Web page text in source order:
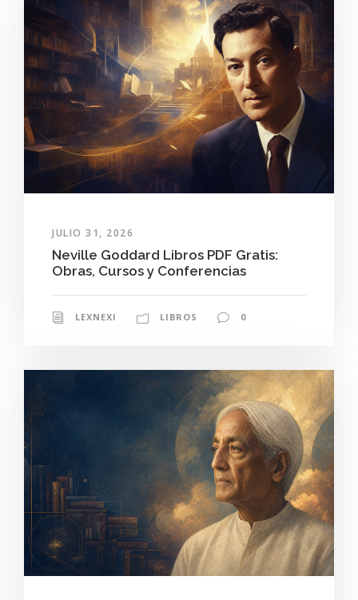
JULIO 31, 2026
Neville Goddard Libros PDF Gratis:
Obras, Cursos y Conferencias
LEXNEXI LIBROS 0